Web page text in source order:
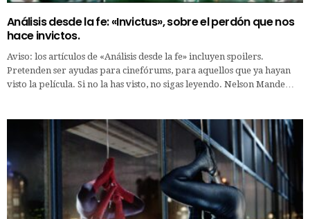
Análisis desde la fe: «Invictus», sobre el perdón que nos
hace invictos.
Aviso: los artículos de «Análisis desde la fe» incluyen spoilers.
Pretenden ser ayudas para cinefórums, para aquellos que ya hayan
visto la película. Si no la has visto, no sigas leyendo. Nelson Mande…